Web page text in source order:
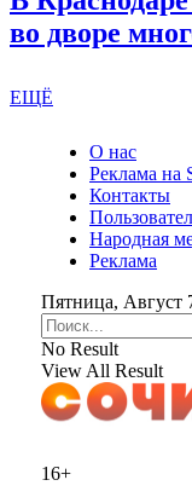
во дворе
ЕЩЁ
О нас
Реклама на
Контакты
Народная
Реклама
Пятница, Август
No Result
View All Result
16+